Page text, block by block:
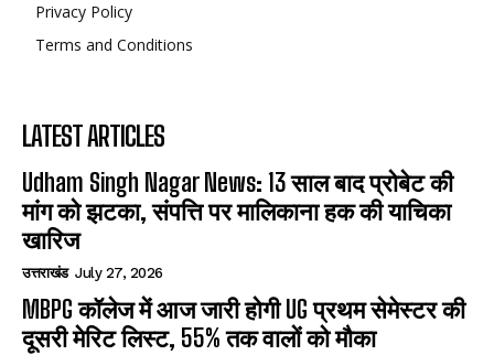
Privacy Policy
Terms and Conditions
LATEST ARTICLES
Udham Singh Nagar News: 13 साल बाद प्रोबेट की
मांग को झटका, संपत्ति पर मालिकाना हक की याचिका
खारिज
उत्तराखंड July 27, 2026
MBPG कॉलेज में आज जारी होगी UG प्रथम सेमेस्टर की
दूसरी मेरिट लिस्ट, 55% तक वालों को मौका